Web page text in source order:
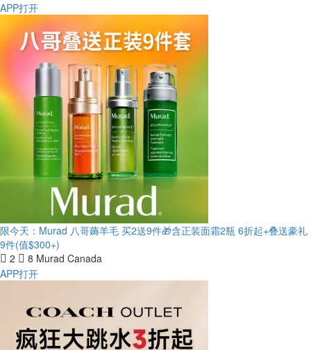
APP打开
限今天：Murad 八哥薅羊毛 买2送9件🎁含正装面霜2瓶 6折起+叠送豪礼
9件(值$300+)
2
8 Murad Canada
APP打开